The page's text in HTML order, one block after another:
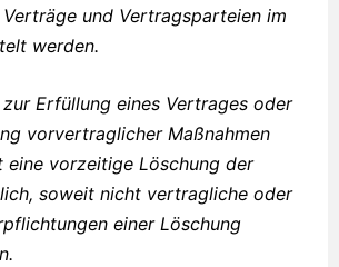
und Vertragsparteien im
werden.
Erfüllung eines Vertrages oder
vorvertraglicher Maßnahmen
vorzeitige Löschung der
soweit nicht vertragliche oder
einer Löschung